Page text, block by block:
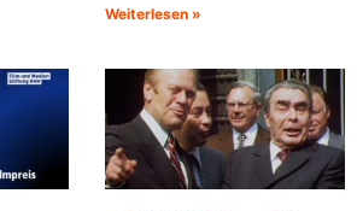
Weiterlesen »